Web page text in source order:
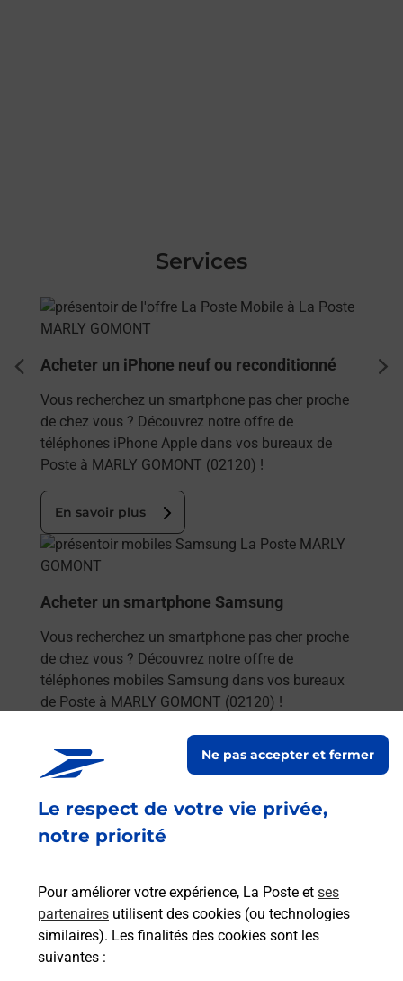
Le respect de votre vie privée,
notre priorité
Pour améliorer votre expérience, La Poste et ses
partenaires utilisent des cookies (ou technologies
similaires). Les finalités des cookies sont les
suivantes :
Ne pas accepter et fermer
Services
En savoir plus
Acheter un iPhone neuf ou reconditionné
Vous recherchez un smartphone pas cher proche
de chez vous ? Découvrez notre offre de
téléphones iPhone Apple dans vos bureaux de
Poste à MARLY GOMONT (02120) !
En savoir plus
En savoir plus
Acheter un smartphone Samsung
Vous recherchez un smartphone pas cher proche
de chez vous ? Découvrez notre offre de
téléphones mobiles Samsung dans vos bureaux
de Poste à MARLY GOMONT (02120) !
En savoir plus
En savoir plus
Envoyer un colis
solutions proposées par La Poste.
En savoir plus